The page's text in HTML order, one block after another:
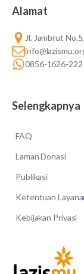
Alamat
Jl. Jambrut
0856-1626-222
Selengkapnya
FAQ
Laman Donasi
Publikasi
Ketentuan
Kebijakan Privasi